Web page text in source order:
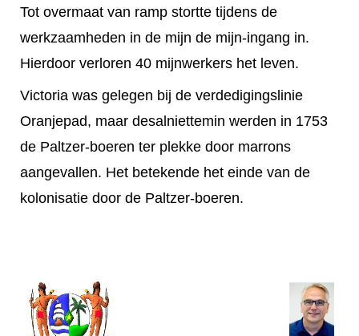
Tot overmaat van ramp stortte tijdens de
werkzaamheden in de mijn de mijn-ingang in.
Hierdoor verloren 40 mijnwerkers het leven.
Victoria was gelegen bij de verdedigingslinie
Oranjepad, maar desalniettemin werden in 1753
de Paltzer-boeren ter plekke door marrons
aangevallen. Het betekende het einde van de
kolonisatie door de Paltzer-boeren.